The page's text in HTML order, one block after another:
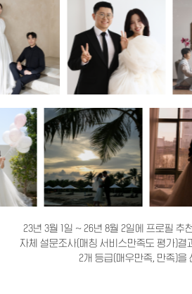
23년 3월 1일 ~ 26년 8월 2일에 프로필 추
자체 설문조사(매칭 서비스만족도 평가)결
2개 등급(매우만족, 만족)을